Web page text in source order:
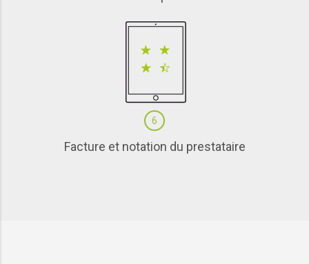
6
Facture et notation du prestataire